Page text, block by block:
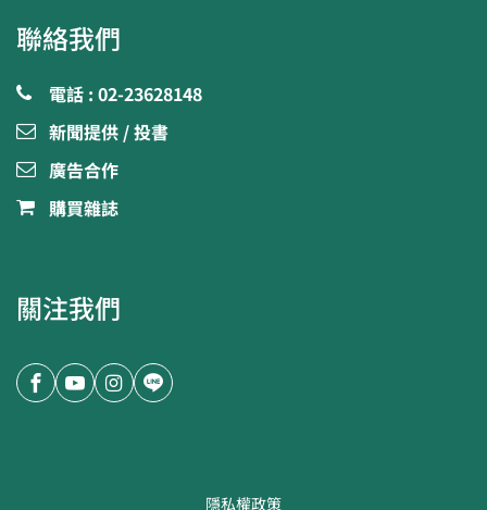
聯絡我們
電話 : 02-23628148
新聞提供 / 投書
廣告合作
購買雜誌
關注我們